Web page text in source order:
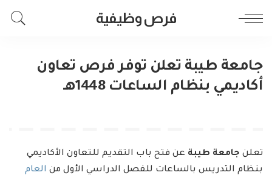
فرص وظيفية
جامعة طيبة تعلن توفر فرص تعاون
أكاديمي بنظام الساعات 1448هـ
تعلن جامعة طيبة عن فتح باب التقديم للتعاون الأكاديمي
بنظام التدريس بالساعات للفصل الدراسي الأول من العام